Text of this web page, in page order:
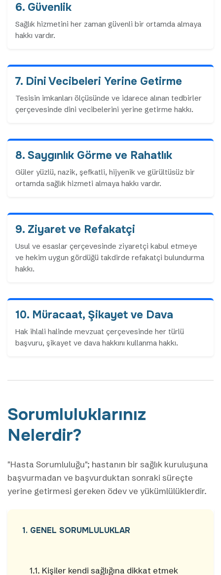
6. Güvenlik
Sağlık hizmetini her zaman güvenli bir ortamda almaya
hakkı vardır.
7. Dini Vecibeleri Yerine Getirme
Tesisin imkanları ölçüsünde ve idarece alınan tedbirler
çerçevesinde dini vecibelerini yerine getirme hakkı.
8. Saygınlık Görme ve Rahatlık
Güler yüzlü, nazik, şefkatli, hijyenik ve gürültüsüz bir
ortamda sağlık hizmeti almaya hakkı vardır.
9. Ziyaret ve Refakatçi
Usul ve esaslar çerçevesinde ziyaretçi kabul etmeye
ve hekim uygun gördüğü takdirde refakatçi bulundurma
hakkı.
10. Müracaat, Şikayet ve Dava
Hak ihlali halinde mevzuat çerçevesinde her türlü
başvuru, şikayet ve dava hakkını kullanma hakkı.
Sorumluluklarınız
Nelerdir?
"Hasta Sorumluluğu"; hastanın bir sağlık kuruluşuna
başvurmadan ve başvurduktan sonraki süreçte
yerine getirmesi gereken ödev ve yükümlülüklerdir.
1. GENEL SORUMLULUKLAR
1.1. Kişiler kendi sağlığına dikkat etmek